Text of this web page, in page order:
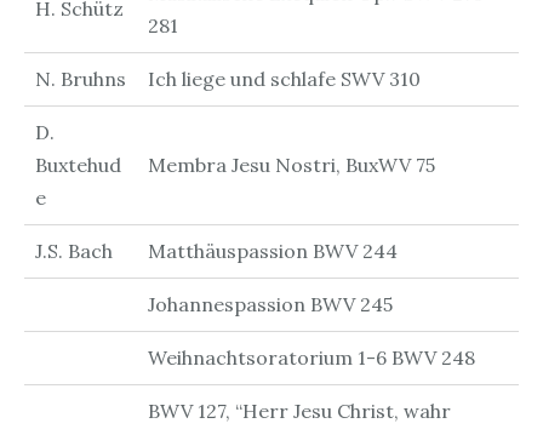
H. Schütz
281
N. Bruhns Ich liege und schlafe SWV 310
D.
Buxtehud
e
Membra Jesu Nostri, BuxWV 75
J.S. Bach Matthäuspassion BWV 244
Johannespassion BWV 245
Weihnachtsoratorium 1-6 BWV 248
BWV 127, “Herr Jesu Christ, wahr